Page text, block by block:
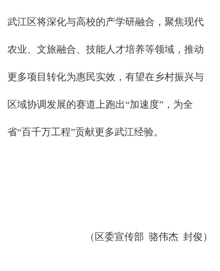
武江区将深化与高校的产学研融合，聚焦现代
农业、文旅融合、技能人才培养等领域，推动
更多项目转化为惠民实效，有望在乡村振兴与
区域协调发展的赛道上跑出“加速度”，为全
省“百千万工程”贡献更多武江经验。
（区委宣传部 骆伟杰 封俊）